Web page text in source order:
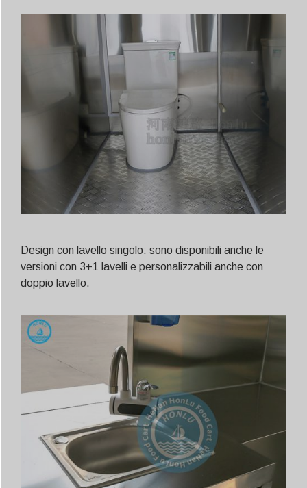
Design con lavello singolo: sono disponibili anche le
versioni con 3+1 lavelli e personalizzabili anche con
doppio lavello.